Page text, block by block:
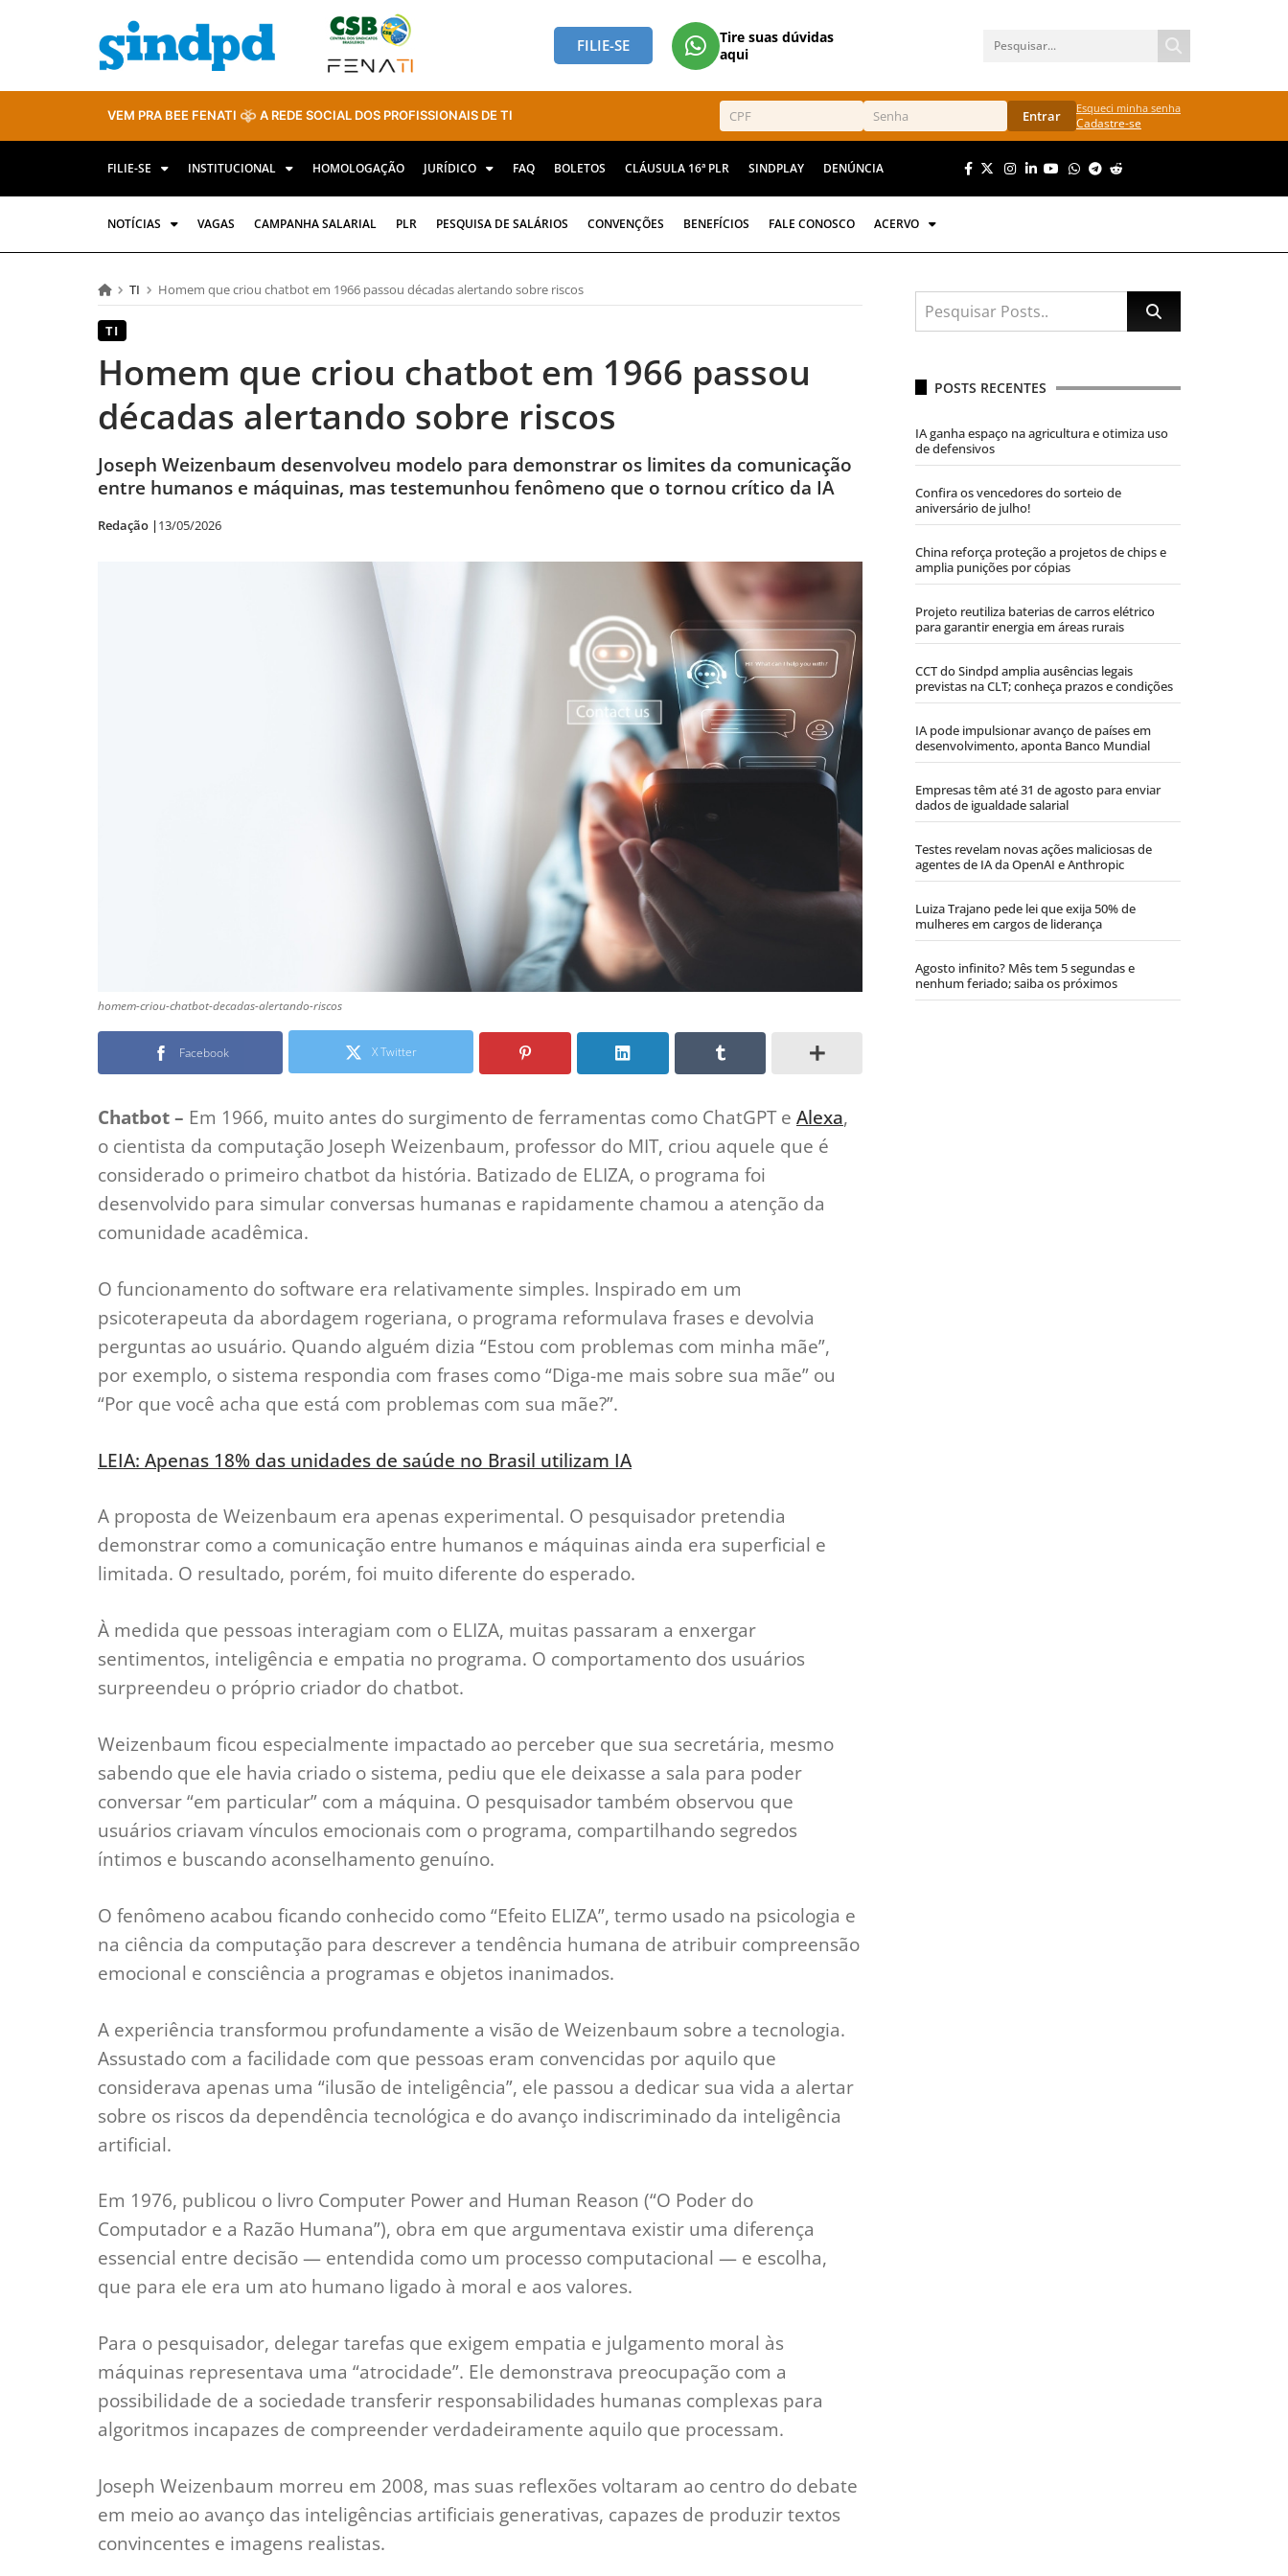
FILIE-SE
Tire suas dúvidas
aqui
VEM PRA BEE FENATI A REDE SOCIAL DOS PROFISSIONAIS DE TI Entrar Esqueci minha senha
Cadastre-se
FILIE-SE INSTITUCIONAL HOMOLOGAÇÃO JURÍDICO FAQ BOLETOS CLÁUSULA 16ª PLR SINDPLAY DENÚNCIA
NOTÍCIAS VAGAS CAMPANHA SALARIAL PLR PESQUISA DE SALÁRIOS CONVENÇÕES BENEFÍCIOS FALE CONOSCO ACERVO
TI Homem que criou chatbot em 1966 passou décadas alertando sobre riscos
TI
Homem que criou chatbot em 1966 passou
décadas alertando sobre riscos
Joseph Weizenbaum desenvolveu modelo para demonstrar os limites da comunicação
entre humanos e máquinas, mas testemunhou fenômeno que o tornou crítico da IA
Redação |13/05/2026
homem-criou-chatbot-decadas-alertando-riscos
Facebook X Twitter
Chatbot – Em 1966, muito antes do surgimento de ferramentas como ChatGPT e Alexa,
o cientista da computação Joseph Weizenbaum, professor do MIT, criou aquele que é
considerado o primeiro chatbot da história. Batizado de ELIZA, o programa foi
desenvolvido para simular conversas humanas e rapidamente chamou a atenção da
comunidade acadêmica.
O funcionamento do software era relativamente simples. Inspirado em um
psicoterapeuta da abordagem rogeriana, o programa reformulava frases e devolvia
perguntas ao usuário. Quando alguém dizia “Estou com problemas com minha mãe”,
por exemplo, o sistema respondia com frases como “Diga-me mais sobre sua mãe” ou
“Por que você acha que está com problemas com sua mãe?”.
LEIA: Apenas 18% das unidades de saúde no Brasil utilizam IA
A proposta de Weizenbaum era apenas experimental. O pesquisador pretendia
demonstrar como a comunicação entre humanos e máquinas ainda era superficial e
limitada. O resultado, porém, foi muito diferente do esperado.
À medida que pessoas interagiam com o ELIZA, muitas passaram a enxergar
sentimentos, inteligência e empatia no programa. O comportamento dos usuários
surpreendeu o próprio criador do chatbot.
Weizenbaum ficou especialmente impactado ao perceber que sua secretária, mesmo
sabendo que ele havia criado o sistema, pediu que ele deixasse a sala para poder
conversar “em particular” com a máquina. O pesquisador também observou que
usuários criavam vínculos emocionais com o programa, compartilhando segredos
íntimos e buscando aconselhamento genuíno.
O fenômeno acabou ficando conhecido como “Efeito ELIZA”, termo usado na psicologia e
na ciência da computação para descrever a tendência humana de atribuir compreensão
emocional e consciência a programas e objetos inanimados.
A experiência transformou profundamente a visão de Weizenbaum sobre a tecnologia.
Assustado com a facilidade com que pessoas eram convencidas por aquilo que
considerava apenas uma “ilusão de inteligência”, ele passou a dedicar sua vida a alertar
sobre os riscos da dependência tecnológica e do avanço indiscriminado da inteligência
artificial.
Em 1976, publicou o livro Computer Power and Human Reason (“O Poder do
Computador e a Razão Humana”), obra em que argumentava existir uma diferença
essencial entre decisão — entendida como um processo computacional — e escolha,
que para ele era um ato humano ligado à moral e aos valores.
Para o pesquisador, delegar tarefas que exigem empatia e julgamento moral às
máquinas representava uma “atrocidade”. Ele demonstrava preocupação com a
possibilidade de a sociedade transferir responsabilidades humanas complexas para
algoritmos incapazes de compreender verdadeiramente aquilo que processam.
Joseph Weizenbaum morreu em 2008, mas suas reflexões voltaram ao centro do debate
em meio ao avanço das inteligências artificiais generativas, capazes de produzir textos
convincentes e imagens realistas.
POSTS RECENTES
IA ganha espaço na agricultura e otimiza uso
de defensivos
Confira os vencedores do sorteio de
aniversário de julho!
China reforça proteção a projetos de chips e
amplia punições por cópias
Projeto reutiliza baterias de carros elétrico
para garantir energia em áreas rurais
CCT do Sindpd amplia ausências legais
previstas na CLT; conheça prazos e condições
IA pode impulsionar avanço de países em
desenvolvimento, aponta Banco Mundial
Empresas têm até 31 de agosto para enviar
dados de igualdade salarial
Testes revelam novas ações maliciosas de
agentes de IA da OpenAI e Anthropic
Luiza Trajano pede lei que exija 50% de
mulheres em cargos de liderança
Agosto infinito? Mês tem 5 segundas e
nenhum feriado; saiba os próximos